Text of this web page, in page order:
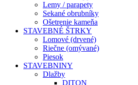
Lemy / parapety
Sekané obrubníky
Ošetrenie kameňa
STAVEBNÉ ŠTRKY
Lomové (drvené)
Riečne (omývané)
Piesok
STAVEBNINY
Dlažby
DITON